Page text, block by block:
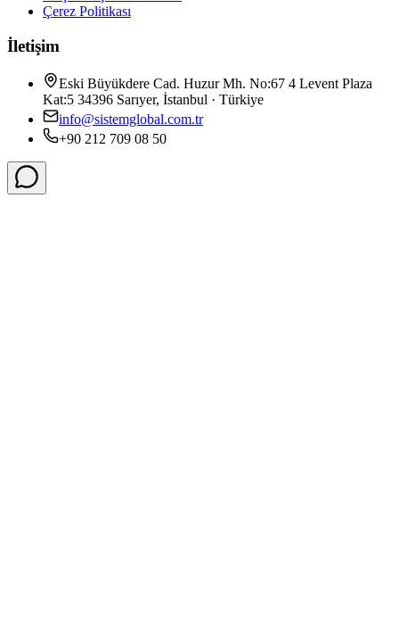
Çerez Politikası
İletişim
Eski Büyükdere Cad. Huzur Mh. No:67 4 Levent Plaza
Kat:5 34396 Sarıyer, İstanbul · Türkiye
info@sistemglobal.com.tr
+90 212 709 08 50